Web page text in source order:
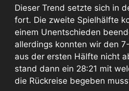
Dieser Trend setzte sich in
fort. Die zweite Spielhälfte
einem Unentschieden
allerdings konnten wir den
aus der ersten Hälfte nicht
stand dann ein 28:21 mit
die Rückreise begeben